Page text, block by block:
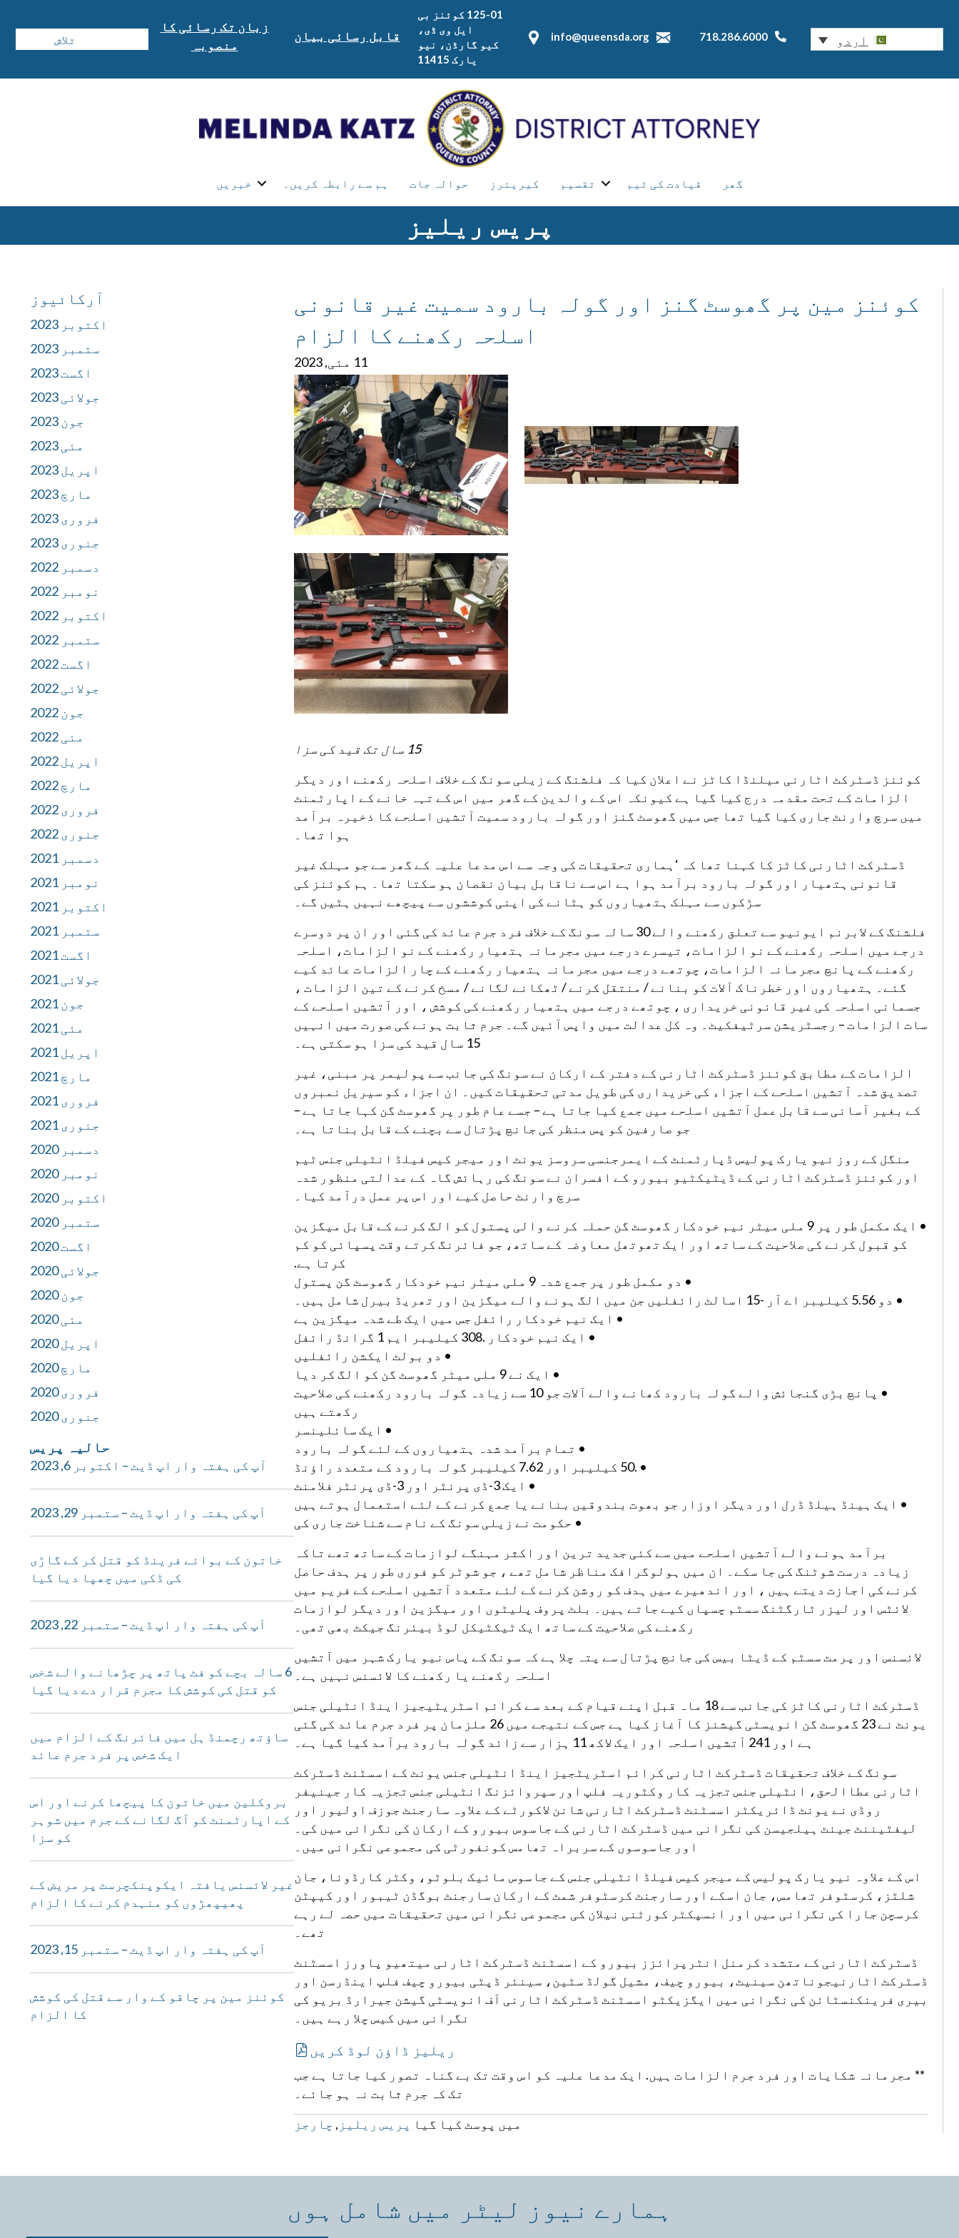
اردو 718.286.6000
info@queensda.org
125-01 کوئنز بی
ایل وی ڈی،
کیو گارڈن، نیو
یارک 11415
قابل رسائی بیان
زبان تک رسائی کا
منصوبہ
گھر قیادت کی ٹیم تقسیم کیریئرز حوالہ جات ہم سے رابطہ کریں۔ خبریں
پریس ریلیز
کوئنز مین پر گھوسٹ گنز اور گولہ بارود سمیت غیر قانونی
اسلحہ رکھنے کا الزام
11 مئی, 2023
15 سال تک قید کی سزا
کوئنز ڈسٹرکٹ اٹارنی میلنڈا کاٹز نے اعلان کیا کہ فلشنگ کے زیلی سونگ کے خلاف اسلحہ رکھنے اور دیگر
الزامات کے تحت مقدمہ درج کیا گیا ہے کیونکہ اس کے والدین کے گھر میں اس کے تہہ خانے کے اپارٹمنٹ
میں سرچ وارنٹ جاری کیا گیا تھا جس میں گھوسٹ گنز اور گولہ بارود سمیت آتشیں اسلحے کا ذخیرہ برآمد
ہوا تھا۔
ڈسٹرکٹ اٹارنی کاٹز کا کہنا تھا کہ ‘ہماری تحقیقات کی وجہ سے اس مدعا علیہ کے گھر سے جو مہلک غیر
قانونی ہتھیار اور گولہ بارود برآمد ہوا ہے اس سے ناقابل بیان نقصان ہو سکتا تھا۔ ہم کوئنز کی
سڑکوں سے مہلک ہتھیاروں کو ہٹانے کی اپنی کوششوں سے پیچھے نہیں ہٹیں گے۔
فلشنگ کے لابرنم ایونیو سے تعلق رکھنے والے 30 سالہ سونگ کے خلاف فرد جرم عائد کی گئی اور ان پر دوسرے
درجے میں اسلحہ رکھنے کے نو الزامات، تیسرے درجے میں مجرمانہ ہتھیار رکھنے کے نو الزامات، اسلحہ
رکھنے کے پانچ مجرمانہ الزامات، چوتھے درجے میں مجرمانہ ہتھیار رکھنے کے چار الزامات عائد کیے
گئے۔ ہتھیاروں اور خطرناک آلات کو بنانے / منتقل کرنے / ٹھکانے لگانے / مسخ کرنے کے تین الزامات ،
جسمانی اسلحہ کی غیر قانونی خریداری ، چوتھے درجے میں ہتھیار رکھنے کی کوشش ، اور آتشیں اسلحے کے
سات الزامات – رجسٹریشن سرٹیفکیٹ۔ وہ کل عدالت میں واپس آئیں گے۔ جرم ثابت ہونے کی صورت میں انہیں
15 سال قید کی سزا ہو سکتی ہے۔
الزامات کے مطابق کوئنز ڈسٹرکٹ اٹارنی کے دفتر کے ارکان نے سونگ کی جانب سے پولیمر پر مبنی، غیر
تصدیق شدہ آتشیں اسلحے کے اجزاء کی خریداری کی طویل مدتی تحقیقات کیں۔ ان اجزاء کو سیریل نمبروں
کے بغیر آسانی سے قابل عمل آتشیں اسلحے میں جمع کیا جاتا ہے – جسے عام طور پر گھوسٹ گن کہا جاتا ہے –
جو صارفین کو پس منظر کی جانچ پڑتال سے بچنے کے قابل بناتا ہے۔
منگل کے روز نیو یارک پولیس ڈپارٹمنٹ کے ایمرجنسی سروسز یونٹ اور میجر کیس فیلڈ انٹیلی جنس ٹیم
اور کوئنز ڈسٹرکٹ اٹارنی کے ڈیٹیکٹیو بیورو کے افسران نے سونگ کی رہائش گاہ کے عدالتی منظور شدہ
سرچ وارنٹ حاصل کیے اور اس پر عمل درآمد کیا۔
• ایک مکمل طور پر 9 ملی میٹر نیم خودکار گھوسٹ گن حملہ کرنے والی پستول کو الگ کرنے کے قابل میگزین
کو قبول کرنے کی صلاحیت کے ساتھ اور ایک تھوتھل معاوضہ کے ساتھ، جو فائرنگ کرتے وقت پسپائی کو کم
کرتا ہے.
• دو مکمل طور پر جمع شدہ 9 ملی میٹر نیم خودکار گھوسٹ گن پستول
• دو 5.56 کیلیبر اے آر -15 اسالٹ رائفلیں جن میں الگ ہونے والے میگزین اور تھریڈ بیرل شامل ہیں۔
• ایک نیم خودکار رائفل جس میں ایک طے شدہ میگزین ہے
• ایک نیم خودکار .308 کیلیبر ایم 1 گرانڈ رائفل
• دو بولٹ ایکشن رائفلیں
• ایک نے 9 ملی میٹر گھوسٹ گن کو الگ کر دیا
• پانچ بڑی گنجائش والے گولہ بارود کھانے والے آلات جو 10 سے زیادہ گولہ بارود رکھنے کی صلاحیت
رکھتے ہیں
• ایک سائلینسر
• تمام برآمد شدہ ہتھیاروں کے لئے گولہ بارود
• .50 کیلیبر اور 7.62 کیلیبر گولہ بارود کے متعدد راؤنڈ
• ایک 3-ڈی پرنٹر اور 3-ڈی پرنٹر فلامنٹ
• ایک ہینڈ ہیلڈ ڈرل اور دیگر اوزار جو بھوت بندوقیں بنانے یا جمع کرنے کے لئے استعمال ہوتے ہیں
• حکومت نے زیلی سونگ کے نام سے شناخت جاری کی
برآمد ہونے والے آتشیں اسلحے میں سے کئی جدید ترین اور اکثر مہنگے لوازمات کے ساتھ تھے تاکہ
زیادہ درست شوٹنگ کی جا سکے۔ ان میں ہولوگرافک مناظر شامل تھے ، جو شوٹر کو فوری طور پر ہدف حاصل
کرنے کی اجازت دیتے ہیں ، اور اندھیرے میں ہدف کو روشن کرنے کے لئے متعدد آتشیں اسلحے کے فریم میں
لائٹس اور لیزر ٹارگٹنگ سسٹم چسپاں کیے جاتے ہیں۔ بلٹ پروف پلیٹوں اور میگزین اور دیگر لوازمات
رکھنے کی صلاحیت کے ساتھ ایک ٹیکٹیکل لوڈ بیئرنگ جیکٹ بھی تھی۔
لائسنس اور پرمٹ سسٹم کے ڈیٹا بیس کی جانچ پڑتال سے پتہ چلا ہے کہ سونگ کے پاس نیو یارک شہر میں آتشیں
اسلحہ رکھنے یا رکھنے کا لائسنس نہیں ہے۔
ڈسٹرکٹ اٹارنی کاٹز کی جانب سے 18 ماہ قبل اپنے قیام کے بعد سے کرائم اسٹریٹیجیز اینڈ انٹیلی جنس
یونٹ نے 23 گھوسٹ گن انویسٹی گیشنز کا آغاز کیا ہے جس کے نتیجے میں 26 ملزمان پر فرد جرم عائد کی گئی
ہے اور 241 آتشیں اسلحہ اور ایک لاکھ 11 ہزار سے زائد گولہ بارود برآمد کیا گیا ہے۔
سونگ کے خلاف تحقیقات ڈسٹرکٹ اٹارنی کرائم اسٹریٹجیز اینڈ انٹیلی جنس یونٹ کے اسسٹنٹ ڈسٹرکٹ
اٹارنی عطاالحق، انٹیلی جنس تجزیہ کار وکٹوریہ فلپ اور سپروائزنگ انٹیلی جنس تجزیہ کار جینیفر
روڈی نے یونٹ ڈائریکٹر اسسٹنٹ ڈسٹرکٹ اٹارنی شانن لاکورٹے کے علاوہ سارجنٹ جوزف اولیور اور
لیفٹیننٹ جینٹ ہیلجیسن کی نگرانی میں ڈسٹرکٹ اٹارنی کے جاسوس بیورو کے ارکان کی نگرانی میں کی۔
اور جاسوسوں کے سربراہ تھامس کونفورٹی کی مجموعی نگرانی میں۔
اس کے علاوہ نیو یارک پولیس کے میجر کیس فیلڈ انٹیلی جنس کے جاسوس مائیک بلوٹو، وکٹر کارڈونا، جان
شلٹز، کرسٹوفر تھامس، جان اسکے اور سارجنٹ کرسٹوفر شمٹ کے ارکان سارجنٹ بوگڈن ٹیبور اور کیپٹن
کرسچن جارا کی نگرانی میں اور انسپکٹر کورٹنی نیلان کی مجموعی نگرانی میں تحقیقات میں حصہ لے رہے
تھے۔
ڈسٹرکٹ اٹارنی کے متشدد کرمنل انٹرپرائزز بیورو کے اسسٹنٹ ڈسٹرکٹ اٹارنی میتھیو پاورز اسسٹنٹ
ڈسٹرکٹ اٹارنیجوناتھن سینیٹ، بیورو چیف، مشیل گولڈ سٹین، سینئر ڈپٹی بیورو چیف فلپ اینڈرسن اور
بیری فرینکنسٹائن کی نگرانی میں ایگزیکٹو اسسٹنٹ ڈسٹرکٹ اٹارنی آف انویسٹی گیشن جیرارڈ بریو کی
نگرانی میں کیس چلا رہے ہیں۔
ریلیز ڈاؤن لوڈ کریں
** مجرمانہ شکایات اور فرد جرم الزامات ہیں. ایک مدعا علیہ کو اس وقت تک بے گناہ تصور کیا جاتا ہے جب
تک کہ جرم ثابت نہ ہو جائے۔
میں پوسٹ کیا گیا پریس ریلیز , چارجز
آرکائیوز
اکتوبر 2023
ستمبر 2023
اگست 2023
جولائی 2023
جون 2023
مئی 2023
اپریل 2023
مارچ 2023
فروری 2023
جنوری 2023
دسمبر 2022
نومبر 2022
اکتوبر 2022
ستمبر 2022
اگست 2022
جولائی 2022
جون 2022
مئی 2022
اپریل 2022
مارچ 2022
فروری 2022
جنوری 2022
دسمبر 2021
نومبر 2021
اکتوبر 2021
ستمبر 2021
اگست 2021
جولائی 2021
جون 2021
مئی 2021
اپریل 2021
مارچ 2021
فروری 2021
جنوری 2021
دسمبر 2020
نومبر 2020
اکتوبر 2020
ستمبر 2020
اگست 2020
جولائی 2020
جون 2020
مئی 2020
اپریل 2020
مارچ 2020
فروری 2020
جنوری 2020
حالیہ پریس
آپ کی ہفتہ وار اپ ڈیٹ – اکتوبر 6, 2023
آپ کی ہفتہ وار اپ ڈیٹ – ستمبر 29, 2023
خاتون کے بوائے فرینڈ کو قتل کر کے گاڑی
کی ڈکی میں چھپا دیا گیا
آپ کی ہفتہ وار اپ ڈیٹ – ستمبر 22, 2023
6 سالہ بچے کو فٹ پاتھ پر چڑھانے والے شخص
کو قتل کی کوشش کا مجرم قرار دے دیا گیا
ساؤتھ رچمنڈ ہل میں فائرنگ کے الزام میں
ایک شخص پر فرد جرم عائد
بروکلین میں خاتون کا پیچھا کرنے اور اس
کے اپارٹمنٹ کو آگ لگانے کے جرم میں شوہر
کو سزا
غیر لائسنس یافتہ ایکوپنکچرسٹ پر مریض کے
پھیپھڑوں کو منہدم کرنے کا الزام
آپ کی ہفتہ وار اپ ڈیٹ – ستمبر 15, 2023
کوئنز مین پر چاقو کے وار سے قتل کی کوشش
کا الزام
ہمارے نیوز لیٹر میں شامل ہوں